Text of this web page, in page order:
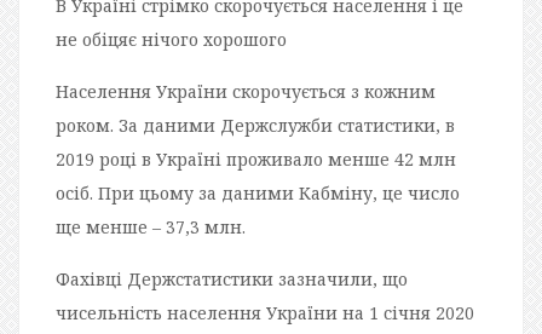
В Україні стрімко скорочується населення і це
не обіцяє нічого хорошого
Населення України скорочується з кожним
роком. За даними Держслужби статистики, в
2019 році в Україні проживало менше 42 млн
осіб. При цьому за даними Кабміну, це число
ще менше – 37,3 млн.
Фахівці Держстатистики зазначили, що
чисельність населення України на 1 січня 2020